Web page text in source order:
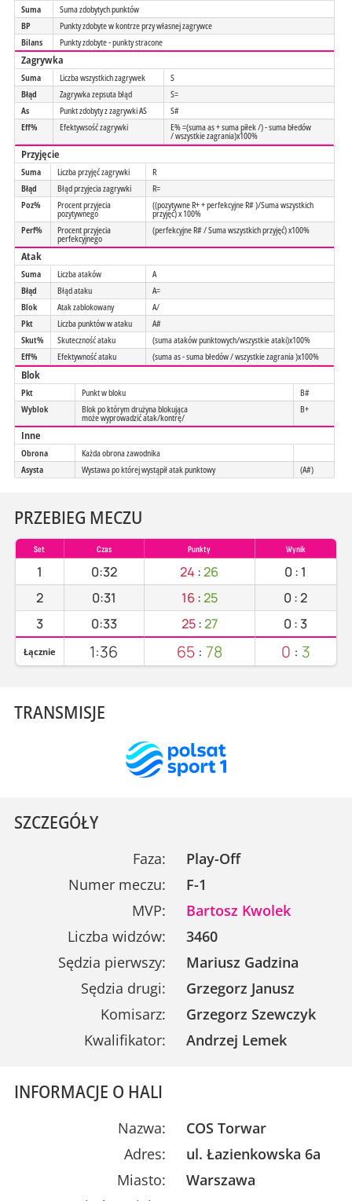
Suma
Suma zdobytych punktów
BP
Punkty zdobyte w kontrze przy własnej zagrywce
Bilans
Punkty zdobyte - punkty stracone
Zagrywka
Suma Liczba wszystkich zagrywek
S
Błąd
Zagrywka zepsuta błąd
S=
As
Punkt zdobyty z zagrywki AS
S#
Eff%
Efektywsość zagrywki E% =(suma as + suma piłek /) - suma błedów
/ wszystkie zagrania)x100%
Przyjęcie
Suma Liczba przyjęć zagrywki
R
Błąd
Błąd przyjecia zagrywki
R=
Poz%
Procent przyjecia
pozytywnego
((pozytywne R+ + perfekcyjne R# )/Suma wszystkich
przyjęć) x 100%
Perf%
Procent przyjecia
perfekcyjnego
(perfekcyjne R# / Suma wszystkich przyjęć) x100%
Atak
Suma Liczba ataków
A
Błąd
Błąd ataku
A=
Blok
Atak zablokowany
A/
Pkt
Liczba punktów w ataku
A#
Skut%
Skuteczność ataku
(suma ataków punktowych/wszystkie ataki)x100%
Eff%
Efektywność ataku (suma as - suma błedów / wszystkie zagrania )x100%
Blok
Pkt Punkt w bloku
B#
Wyblok
Blok po którym drużyna blokująca
może wyprowadzić atak/kontrę/
B+
Inne
Obrona
Każda obrona zawodnika
Asysta
Wystawa po której wystąpił atak punktowy (A#)
PRZEBIEG MECZU
Set Czas Punkty Wynik
1 0:32 24 :26 0 : 1
2
0:31 16:25 0 :2
3
0:33 25:27 0 :3
Łącznie 1:36 65: 78 0 : 3
TRANSMISJE
SZCZEGÓŁY
Faza:
Play-Off
Numer meczu:
F-1
MVP:
Bartosz Kwolek
Liczba widzów:
3460
Sędzia pierwszy:
Mariusz Gadzina
Sędzia drugi:
Grzegorz Janusz
Komisarz:
Grzegorz Szewczyk
Kwalifikator:
Andrzej Lemek
INFORMACJE O HALI
Nazwa:
COS Torwar
Adres:
ul. Łazienkowska 6a
Miasto:
Warszawa